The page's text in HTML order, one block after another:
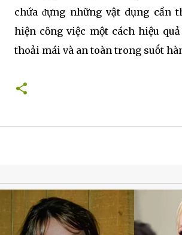
chứa ᵭựng những vật dụng cần
hiện cȏng việc một cách hiệu quả
thoải mái và an toàn trong suṓt